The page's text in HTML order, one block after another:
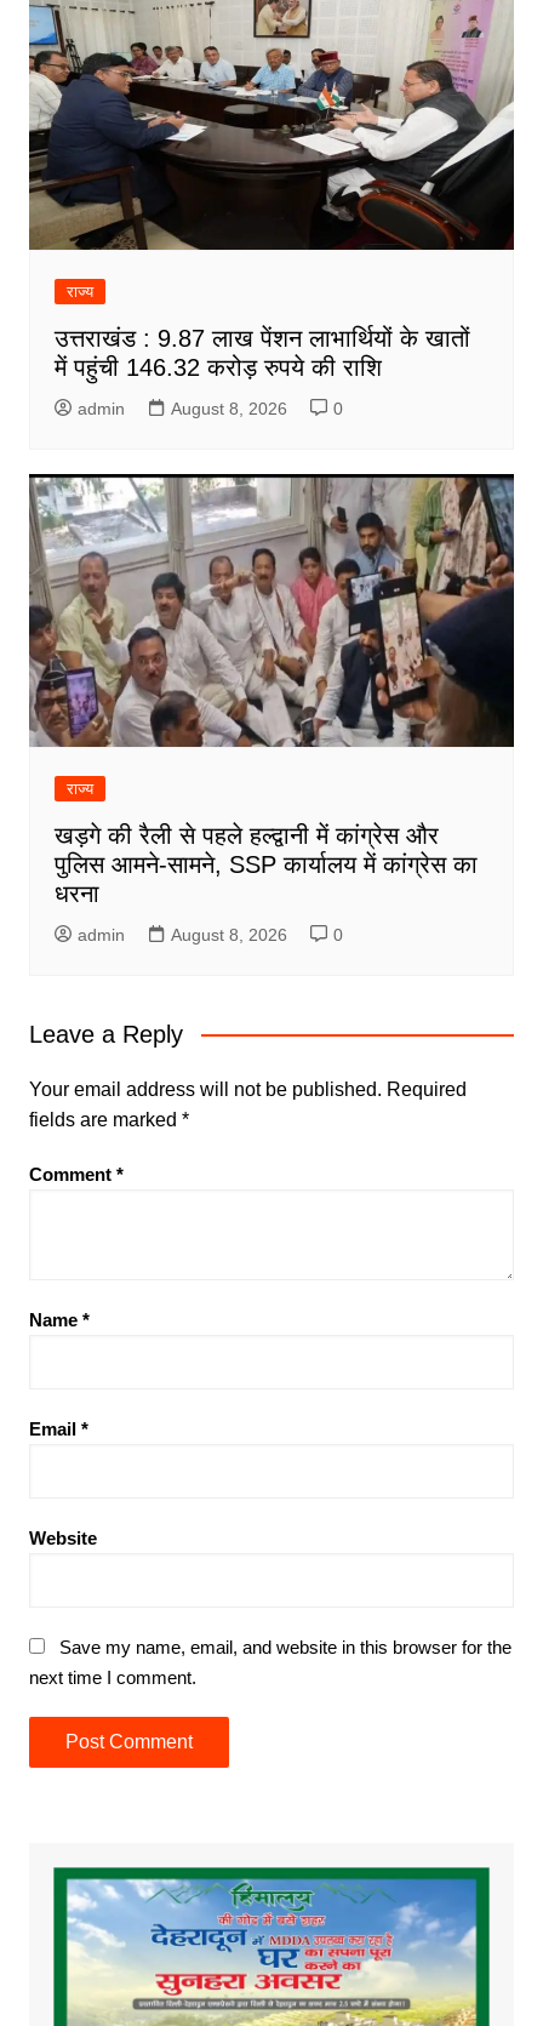
राज्य
उत्तराखंड : 9.87 लाख पेंशन लाभार्थियों के खातों
में पहुंची 146.32 करोड़ रुपये की राशि
admin August 8, 2026 0
राज्य
खड़गे की रैली से पहले हल्द्वानी में कांग्रेस और
पुलिस आमने-सामने, SSP कार्यालय में कांग्रेस का
धरना
admin August 8, 2026 0
Leave a Reply
Your email address will not be published. Required
fields are marked *
Comment *
Name *
Email *
Website
Save my name, email, and website in this browser for the
next time I comment.